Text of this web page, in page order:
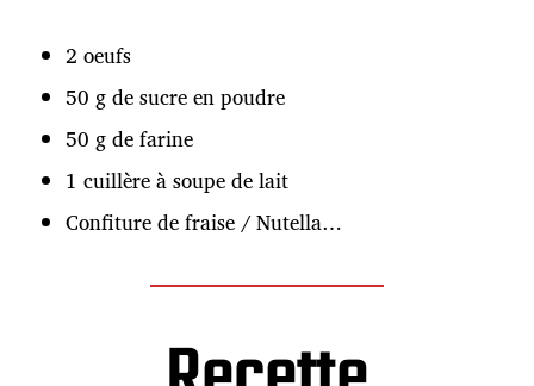
2 oeufs
50 g de sucre en poudre
50 g de farine
1 cuillère à soupe de lait
Confiture de fraise / Nutella…